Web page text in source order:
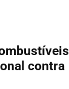
contra